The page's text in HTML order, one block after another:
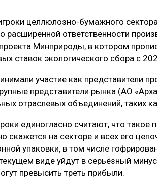
ДРЕВЕСНЫХ ПЛИТ
МЕБЕЛЬНОЕ
целлюлозно-бумажного
расширенной ответственности
Минприроды, в котором
ставок экологического сбора с
участие как представители
представители рынка (АО
отраслевых объединений, таких
единогласно считают, что
скажется на секторе и всех его
упаковки, в том числе
виде уйдут в серьёзный
превысить треть прибыли.